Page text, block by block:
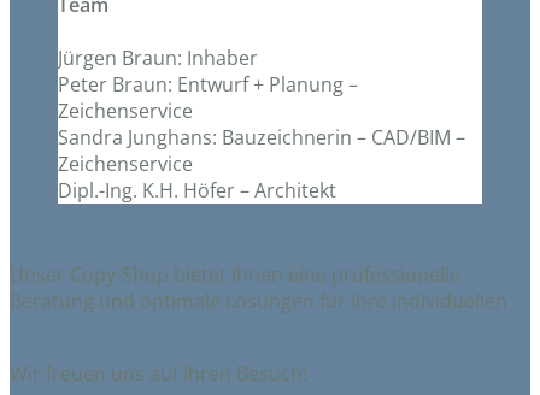
Jürgen Braun: Inhaber
Peter Braun: Entwurf + Planung –
Zeichenservice
Sandra Junghans: Bauzeichnerin – CAD/BIM –
Zeichenservice
Dipl.-Ing. K.H. Höfer – Architekt
Unser Copy-Shop bietet Ihnen eine professionelle
Beratung und optimale Lösungen für Ihre individuellen
.
Wir freuen uns auf Ihren Besuch!